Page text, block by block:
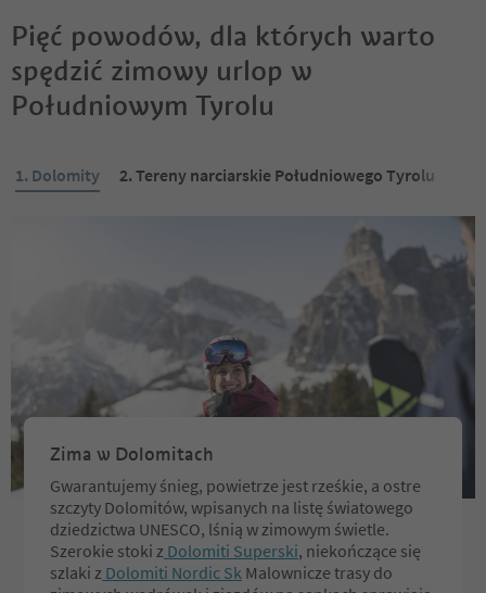
Pięć powodów, dla których warto
spędzić zimowy urlop w
Południowym Tyrolu
1. Dolomity 2. Tereny narciarskie Południowego Tyrolu
Zima w Dolomitach
Gwarantujemy śnieg, powietrze jest rześkie, a ostre
szczyty Dolomitów, wpisanych na listę światowego
dziedzictwa UNESCO, lśnią w zimowym świetle.
Szerokie stoki z Dolomiti Superski, niekończące się
szlaki z Dolomiti Nordic Sk Malownicze trasy do